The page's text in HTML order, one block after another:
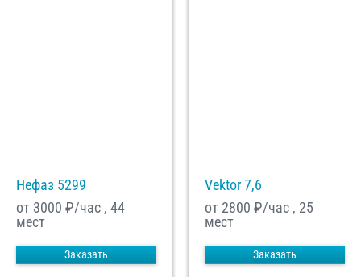
Нефаз 5299
от 3000 ₽/час , 44
мест
Заказать
Vektor 7,6
от 2800 ₽/час , 25
мест
Заказать